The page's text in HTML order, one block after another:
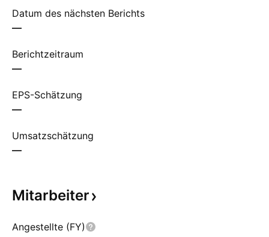
Datum des nächsten Berichts
—
Berichtzeitraum
—
EPS-Schätzung
—
Umsatzschätzung
—
Mitarbeiter
Angestellte (FY)